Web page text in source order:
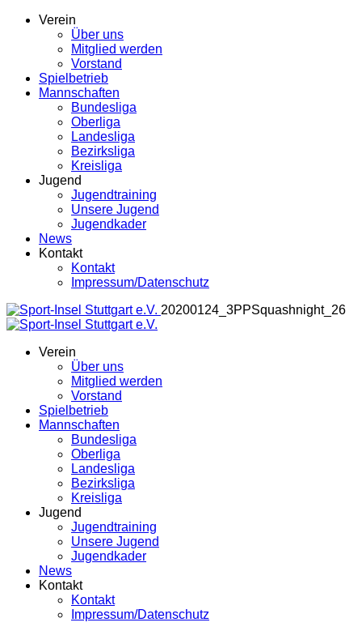
Verein
Über uns
Mitglied werden
Vorstand
Spielbetrieb
Mannschaften
Bundesliga
Oberliga
Landesliga
Bezirksliga
Kreisliga
Jugend
Jugendtraining
Unsere Jugend
Jugendkader
News
Kontakt
Kontakt
Impressum/Datenschutz
20200124_3PPSquashnight_26
Verein
Über uns
Mitglied werden
Vorstand
Spielbetrieb
Mannschaften
Bundesliga
Oberliga
Landesliga
Bezirksliga
Kreisliga
Jugend
Jugendtraining
Unsere Jugend
Jugendkader
News
Kontakt
Kontakt
Impressum/Datenschutz